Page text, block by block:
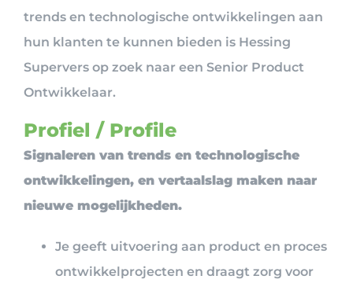
trends en technologische ontwikkelingen aan
hun klanten te kunnen bieden is Hessing
Supervers op zoek naar een Senior Product
Ontwikkelaar.
Profiel / Profile
Signaleren van trends en technologische
ontwikkelingen, en vertaalslag maken naar
nieuwe mogelijkheden.
Je geeft uitvoering aan product en proces
ontwikkelprojecten en draagt zorg voor